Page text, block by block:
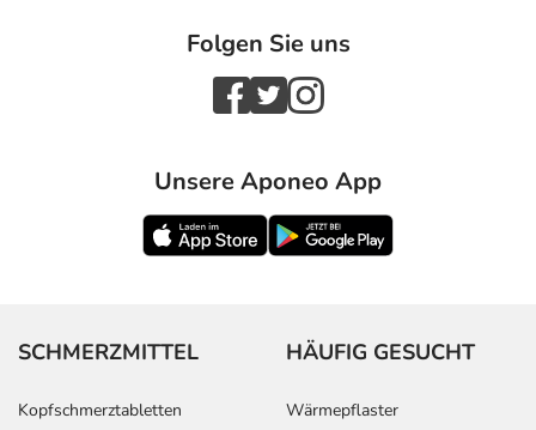
Folgen Sie uns
Unsere Aponeo App
SCHMERZMITTEL
Kopfschmerztabletten
HÄUFIG GESUCHT
Wärmepflaster